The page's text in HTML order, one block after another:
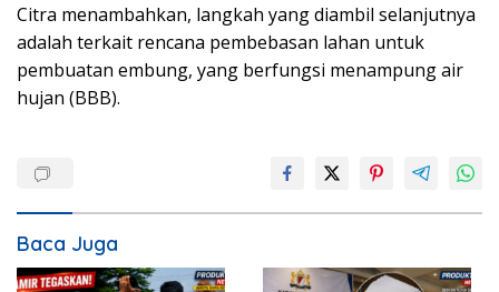
Citra menambahkan, langkah yang diambil selanjutnya
adalah terkait rencana pembebasan lahan untuk
pembuatan embung, yang berfungsi menampung air
hujan (BBB).
Baca Juga